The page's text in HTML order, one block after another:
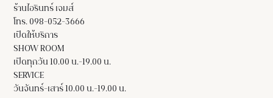
ร้านไอรินทร์ เจมส์
โทร. 098-052-3666
เปิดให้บริการ
SHOW ROOM
เปิดทุกวัน 10.00 น.-19.00 น.
SERVICE
วันจันทร์-เสาร์ 10.00 น.-19.00 น.